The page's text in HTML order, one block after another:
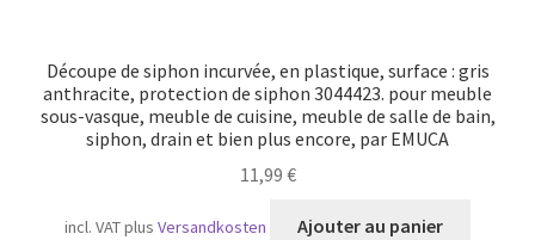
Découpe de siphon incurvée, en plastique, surface : gris
anthracite, protection de siphon 3044423. pour meuble
sous-vasque, meuble de cuisine, meuble de salle de bain,
siphon, drain et bien plus encore, par EMUCA
11,99 €
incl. VATplusVersandkosten Ajouter au panier